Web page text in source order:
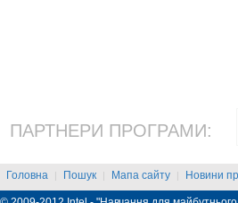
ПАРТНЕРИ ПРОГРАМИ:
Головна | Пошук | Мапа сайту | Новини